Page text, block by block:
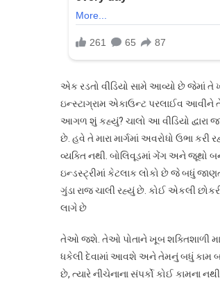
એક રડતો વીડિયો સામે આવ્યો છે જેમાં તે
ઇન્સ્ટાગ્રામ એકાઉન્ટ પરલાઈવ આવીને
આગળ શું કહ્યું? ચાલો આ વીડિયો દ્વારા
છે. હવે તે મારા માર્ગમાં અવરોધો ઉભા
વ્યક્તિ નથી. બોલિવૂડમાં ગેંગ અને જૂથો
ઇન્ડસ્ટ્રીમાં કેટલાક લોકો છે જે બધું
ગુંડા રાજ ચાલી રહ્યું છે. કોઈ એકલી
લાગે છે
તેઓ જશે. તેઓ પોતાને ખૂબ શક્તિશાળી
ધકેલી દેવામાં આવશે અને તેમનું બધું કામ
છે, ત્યારે નીચેનાના સંપર્કો કોઈ કામના